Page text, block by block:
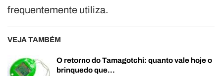
frequentemente utiliza.
VEJA TAMBÉM
O retorno do Tamagotchi: quanto vale hoje o
brinquedo que…